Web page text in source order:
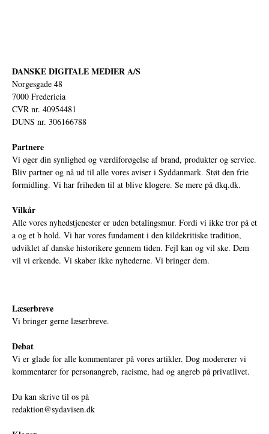
DANSKE DIGITALE MEDIER A/S
Norgesgade 48
7000 Fredericia
CVR nr. 40954481
DUNS nr. 306166788
Partnere
Vi øger din synlighed og værdiforøgelse af brand, produkter og service.
Bliv partner og nå ud til alle vores aviser i Syddanmark. Støt den frie
formidling. Vi har friheden til at blive klogere. Se mere på dkq.dk.
Vilkår
Alle vores nyhedstjenester er uden betalingsmur. Fordi vi ikke tror på et
a og et b hold. Vi har vores fundament i den kildekritiske tradition,
udviklet af danske historikere gennem tiden. Fejl kan og vil ske. Dem
vil vi erkende. Vi skaber ikke nyhederne. Vi bringer dem.
Læserbreve
Vi bringer gerne læserbreve.
Debat
Vi er glade for alle kommentarer på vores artikler. Dog modererer vi
kommentarer for personangreb, racisme, had og angreb på privatlivet.
Du kan skrive til os på
redaktion@sydavisen.dk